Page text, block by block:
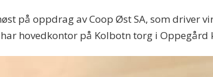
på oppdrag av Coop Øst SA, som driver
hovedkontor på Kolbotn torg i Oppegård